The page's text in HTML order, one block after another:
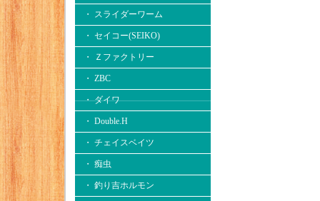
・ スライダーワーム
・ セイコー(SEIKO)
・ Ｚファクトリー
・ ZBC
・ ダイワ
・ Double.H
・ チェイスベイツ
・ 痴虫
・ 釣り吉ホルモン